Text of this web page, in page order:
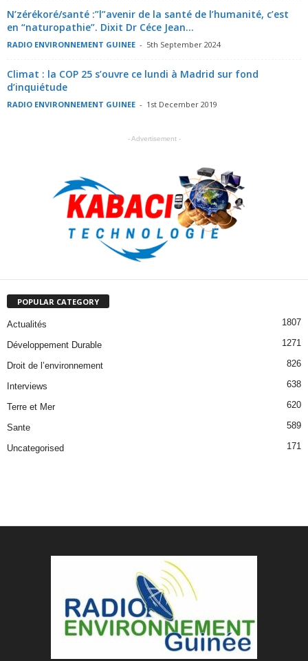
N’zérékoré/santé :”l”avenir de la santé de l’humanité, c’est
en “naturopathie”. Dixit Dr Céce Jean...
RADIO ENVIRONNEMENT GUINEE - 5th September 2024
Climat : la COP 25 s’ouvre ce lundi à Madrid sur fond
d’inquiétude
RADIO ENVIRONNEMENT GUINEE - 1st December 2019
- Advertisement -
POPULAR CATEGORY
Actualités 1807
Développement Durable 1271
Droit de l’environnement 826
Interviews 638
Terre et Mer 620
Sante 589
Uncategorised 171